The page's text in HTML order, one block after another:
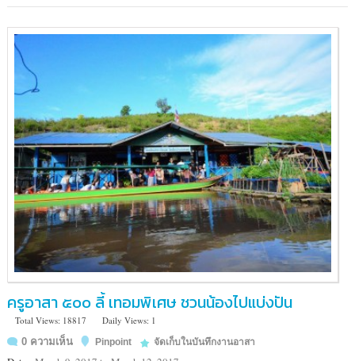
เด็ก
ครูอาสา ๕๐๐ ลี้ เทอมพิเศษ ชวนน้องไปแบ่งปัน
Total Views: 18817
Daily Views: 1
0 ความเห็น
Pinpoint จัดเก็บในบันทึกงานอาสา